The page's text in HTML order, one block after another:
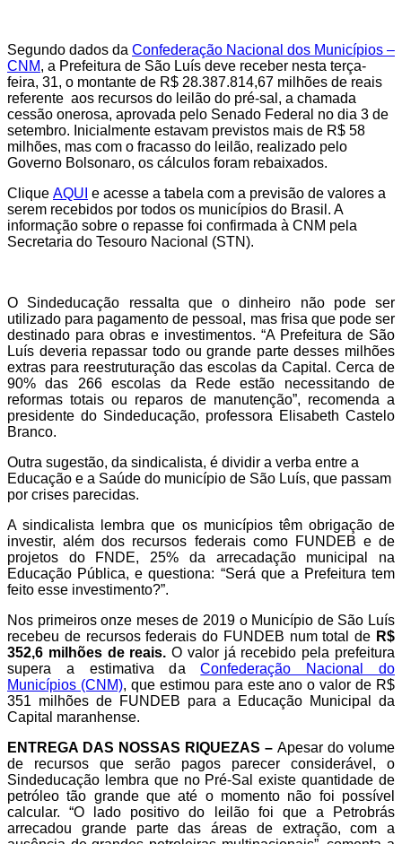
Segundo dados da Confederação Nacional dos Municípios –
CNM, a Prefeitura de São Luís deve receber nesta terça-
feira, 31, o montante de R$ 28.387.814,67 milhões de reais
referente aos recursos do leilão do pré-sal, a chamada
cessão onerosa, aprovada pelo Senado Federal no dia 3 de
setembro. Inicialmente estavam previstos mais de R$ 58
milhões, mas com o fracasso do leilão, realizado pelo
Governo Bolsonaro, os cálculos foram rebaixados.
Clique AQUI e acesse a tabela com a previsão de valores a
serem recebidos por todos os municípios do Brasil . A
informação sobre o repasse foi confirmada à CNM pela
Secretaria do Tesouro Nacional (STN).
O Sindeducação ressalta que o dinheiro não pode ser
utilizado para pagamento de pessoal, mas frisa que pode ser
destinado para obras e investimentos. “A Prefeitura de São
Luís deveria repassar todo ou grande parte desses milhões
extras para reestruturação das escolas da Capital. Cerca de
90% das 266 escolas da Rede estão necessitando de
reformas totais ou reparos de manutenção”, recomenda a
presidente do Sindeducação, professora Elisabeth Castelo
Branco.
Outra sugestão, da sindicalista, é dividir a verba entre a
Educação e a Saúde do município de São Luís, que passam
por crises parecidas.
A sindicalista lembra que os municípios têm obrigação de
investir, além dos recursos federais como FUNDEB e de
projetos do FNDE, 25% da arrecadação municipal na
Educação Pública, e questiona: “Será que a Prefeitura tem
feito esse investimento?”.
Nos primeirosonze meses de 2019 o Município de São Luís
recebeu de recursos federais do FUNDEB num total de R$
352,6 milhões de reais.O valor já recebido pela prefeitura
supera a estimativa daConfederação Nacional do
Municípios (CNM), que estimou para este ano o valor de R$
351 milhões de FUNDEB para a Educação Municipal da
Capital maranhense.
ENTREGA DAS NOSSAS RIQUEZAS – Apesar do volume
de recursos que serão pagos parecer considerável, o
Sindeducação lembra que no Pré-Sal existe quantidade de
petróleo tão grande que até o momento não foi possível
calcular. “O lado positivo do leilão foi que a Petrobrás
arrecadou grande parte das áreas de extração, com a